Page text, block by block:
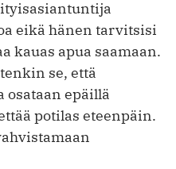
eikä hänen tarvitsisi
kauas apua saamaan.
se, että
osataan epäillä
potilas eteenpäin.